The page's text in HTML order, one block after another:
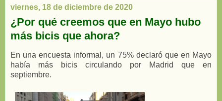
viernes, 18 de diciembre de 2020
¿Por qué creemos que en Mayo hubo
más bicis que ahora?
En una encuesta informal, un 75% declaró que en Mayo
había más bicis circulando por Madrid que en
septiembre.